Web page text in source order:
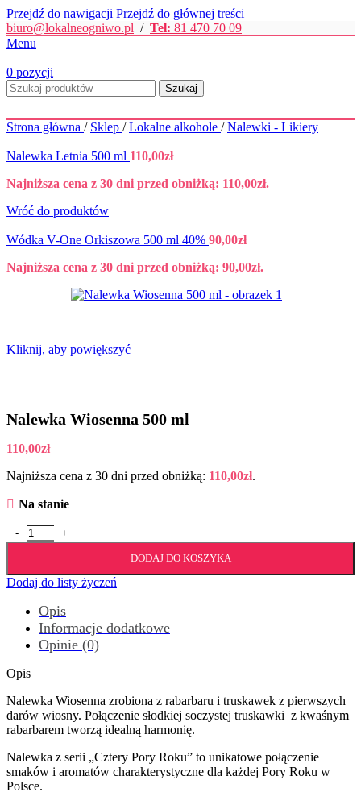
Przejdź do nawigacji Przejdź do głównej treści
biuro@lokalneogniwo.pl / Tel: 81 470 70 09
Menu
0 pozycji
Szukaj
Strona główna / Sklep / Lokalne alkohole / Nalewki - Likiery
Nalewka Letnia 500 ml 110,00zł
Najniższa cena z 30 dni przed obniżką: 110,00zł.
Wróć do produktów
Wódka V-One Orkiszowa 500 ml 40% 90,00zł
Najniższa cena z 30 dni przed obniżką: 90,00zł.
Kliknij, aby powiększyć
Nalewka Wiosenna 500 ml
110,00zł
Najniższa cena z 30 dni przed obniżką: 110,00zł.
Na stanie
ilość Nalewka Wiosenna 500 ml
DODAJ DO KOSZYKA
Dodaj do listy życzeń
Opis
Informacje dodatkowe
Opinie (0)
Opis
Nalewka Wiosenna zrobiona z rabarbaru i truskawek z pierwszych
darów wiosny. Połączenie słodkiej soczystej truskawki z kwaśnym
rabarbarem tworzą idealną harmonię.
Nalewka z serii „Cztery Pory Roku” to unikatowe połączenie
smaków i aromatów charakterystyczne dla każdej Pory Roku w
Polsce.